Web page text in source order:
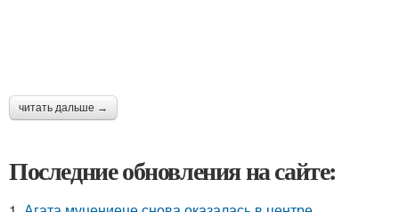
читать дальше →
Последние обновления на сайте: